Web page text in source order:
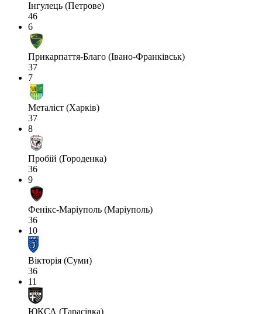
Інгулець (Петрове)
46
6
Прикарпаття-Благо (Івано-Франківськ)
37
7
Металіст (Харків)
37
8
Пробій (Городенка)
36
9
Фенікс-Маріуполь (Маріуполь)
36
10
Вікторія (Суми)
36
11
ЮКСА (Тарасівка)